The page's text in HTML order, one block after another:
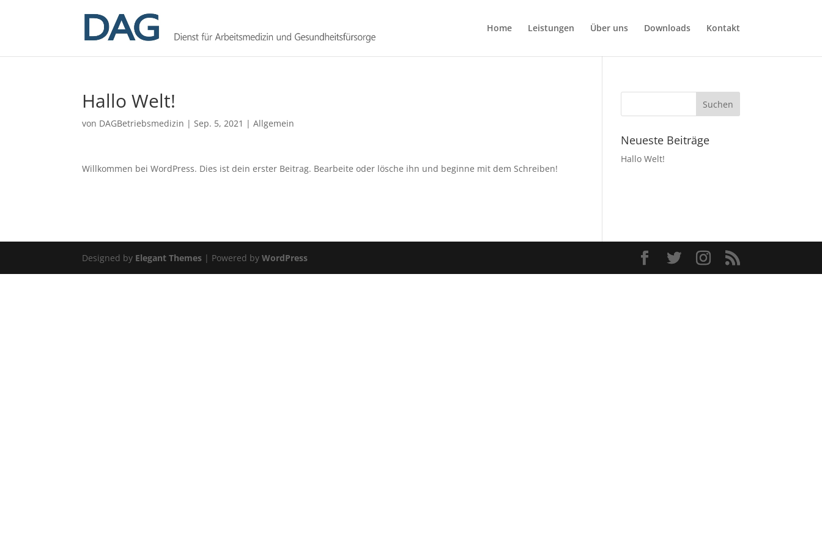
Home Leistungen Über uns Downloads Kontakt
Hallo Welt!
von DAGBetriebsmedizin |Sep. 5, 2021 |Allgemein
Willkommen bei WordPress. Dies ist dein erster Beitrag. Bearbeite oder lösche ihn und beginne mit dem Schreiben!
Neueste Beiträge
Hallo Welt!
Designed by Elegant Themes | Powered byWordPress